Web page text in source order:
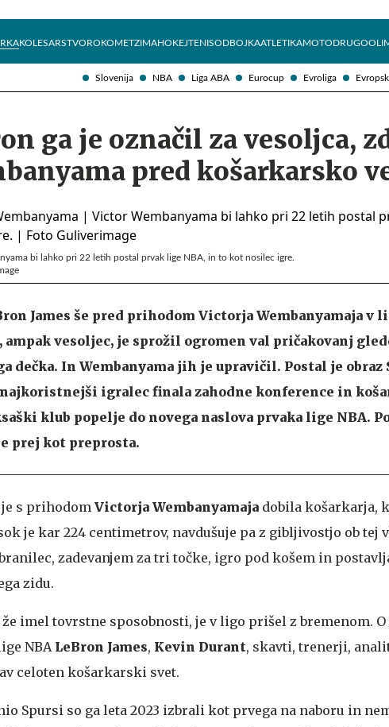
Slovenija NBA Liga ABA Eurocup Evroliga
KOLESARSTVOROKOMETZIMAHOKEJTENISODBOJKAATLETIKAMOTODRUGO
ga je označil za vesoljca,
pred košarkarsko
bi lahko pri 22 letih postal prvak lige NBA, in to kot nosilec igre.
James še pred prihodom Victorja Wembanyamaja v
ampak vesoljec, je sprožil ogromen val pričakovanj
dečka. In Wembanyama jih je upravičil. Postal je obraz
najkoristnejši igralec finala zahodne konference in
klub popelje do novega naslova prvaka lige NBA.
prej kot preprosta.
je s prihodom Victorja Wembanyamaja dobila košarkarja,
je kar 224 centimetrov, navdušuje pa z gibljivostjo ob tej
zadevanjem za tri točke, igro pod košem in
zidu.
že imel tovrstne sposobnosti, je v ligo prišel z bremenom.
NBA LeBron James, Kevin Durant, skavti, trenerji,
celoten košarkarski svet.
Spursi so ga leta 2023 izbrali kot prvega na naboru in